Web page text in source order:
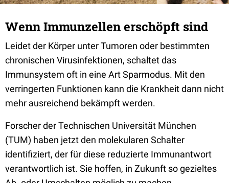
Wenn Immunzellen erschöpft sind
Leidet der Körper unter Tumoren oder bestimmten
chronischen Virusinfektionen, schaltet das
Immunsystem oft in eine Art Sparmodus. Mit den
verringerten Funktionen kann die Krankheit dann nicht
mehr ausreichend bekämpft werden.
Forscher der Technischen Universität München
(TUM) haben jetzt den molekularen Schalter
identifiziert, der für diese reduzierte Immunantwort
verantwortlich ist. Sie hoffen, in Zukunft so gezieltes